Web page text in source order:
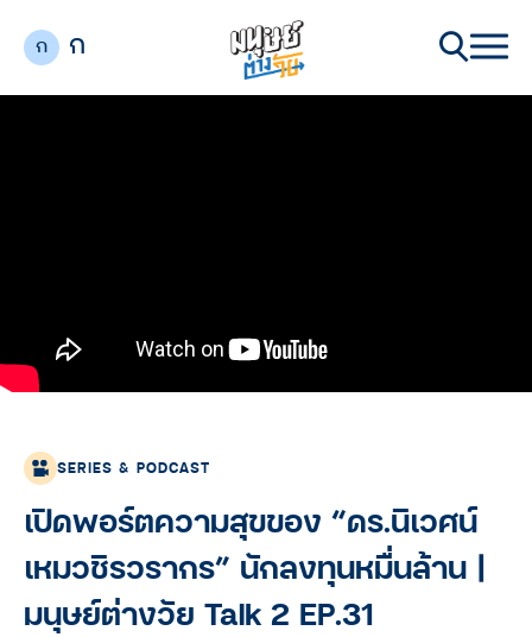
ก ก
SERIES & PODCAST
เปิดพอร์ตความสุขของ “ดร.นิเวศน์
เหมวชิรวรากร” นักลงทุนหมื่นล้าน |
มนุษย์ต่างวัย Talk 2 EP.31